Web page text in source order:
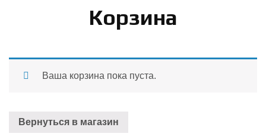
Корзина
Ваша корзина пока пуста.
Вернуться в магазин